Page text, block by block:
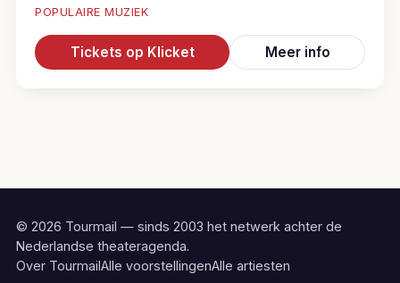
POPULAIRE MUZIEK
Tickets op Klicket Meer info
© 2026 Tourmail — sinds 2003 het netwerk achter de
Nederlandse theateragenda.
Over TourmailAlle voorstellingenAlle artiesten